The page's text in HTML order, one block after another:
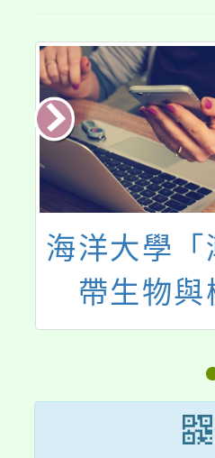
瑞坪國中
年度教科書